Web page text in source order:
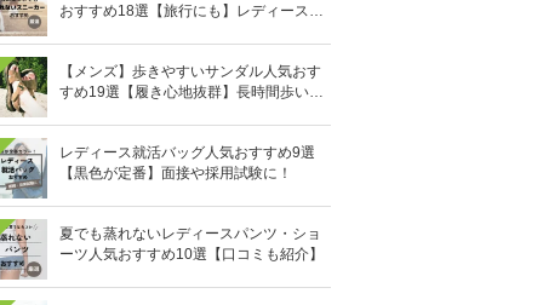
おすすめ18選【旅行にも】レディース・
【メンズ】歩きやすいサンダル人気おす
すめ19選【履き心地抜群】長時間歩いて
レディース就活バッグ人気おすすめ9選
【黒色が定番】面接や採用試験に！
夏でも蒸れないレディースパンツ・ショ
ーツ人気おすすめ10選【口コミも紹介】